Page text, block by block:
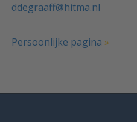
ddegraaff@hitma.nl
Persoonlijke pagina »